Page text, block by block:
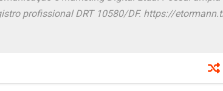
profissional DRT 10580/DF. https://